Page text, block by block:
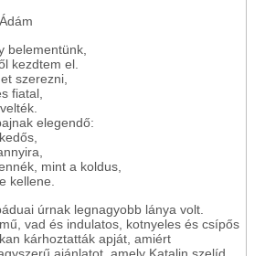
belementünk,
kezdtem el.
szerezni,
fiatal,
elegendő:
mint a koldus,
kellene.
úrnak legnagyobb lánya volt.
vad és indulatos, kotnyeles és csípős
kárhoztatták apját, amiért